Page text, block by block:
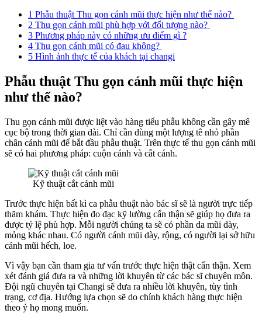
1 Phẫu thuật Thu gọn cánh mũi thực hiện như thế nào?
2 Thu gọn cánh mũi phù hợp với đối tượng nào?
3 Phương pháp này có những ưu điểm gì ?
4 Thu gọn cánh mũi có đau không?
5 Hình ảnh thực tế của khách tại changi
Phẫu thuật Thu gọn cánh mũi thực hiện
như thế nào?
Thu gọn cánh mũi được liệt vào hàng tiểu phẫu không cần gây mê
cục bộ trong thời gian dài. Chỉ cần dùng một lượng tê nhỏ phần
chân cánh mũi để bắt đầu phẫu thuật. Trên thực tế thu gọn cánh mũi
sẽ có hai phương pháp: cuộn cánh và cắt cánh.
Kỹ thuật cắt cánh mũi
Trước thực hiện bất kì ca phẫu thuật nào bác sĩ sẽ là người trực tiếp
thăm khám. Thực hiện đo đạc kỹ lường cẩn thận sẽ giúp họ đưa ra
được tỷ lệ phù hợp. Mỗi người chúng ta sẽ có phần da mũi dày,
mỏng khác nhau. Có người cánh mũi dày, rộng, có người lại sở hữu
cánh mũi hếch, loe.
Vì vậy bạn cần tham gia tư vấn trước thực hiện thật cẩn thận. Xem
xét đánh giá đưa ra và những lời khuyên từ các bác sĩ chuyên môn.
Đội ngũ chuyên tại Changi sẽ đưa ra nhiều lời khuyên, tùy tình
trạng, cơ địa. Hướng lựa chọn sẽ do chính khách hàng thực hiện
theo ý họ mong muốn.